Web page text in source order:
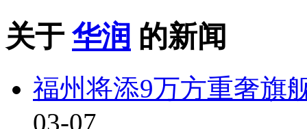
关于 华润 的新闻
福州将添9万方重奢旗
03-07